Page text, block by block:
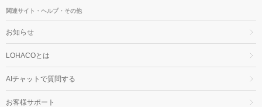
関連サイト・ヘルプ・その他
お知らせ
LOHACOとは
AIチャットで質問する
お客様サポート